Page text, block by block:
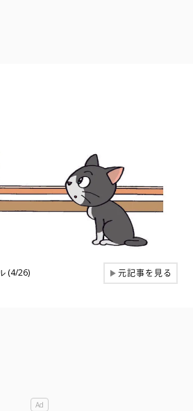
(4/26) ▶元記事を見る